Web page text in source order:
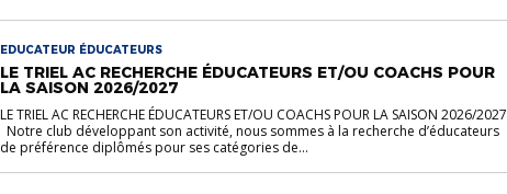
EDUCATEUR ÉDUCATEURS
LE TRIEL AC RECHERCHE ÉDUCATEURS ET/OU COACHS POUR
LA SAISON 2026/2027
LE TRIEL AC RECHERCHE ÉDUCATEURS ET/OU COACHS POUR LA SAISON 2026/2027
Notre club développant son activité, nous sommes à la recherche d’éducateurs
de préférence diplômés pour ses catégories de...